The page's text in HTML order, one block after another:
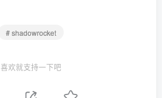
# shadowrocket
喜欢就支持一下吧